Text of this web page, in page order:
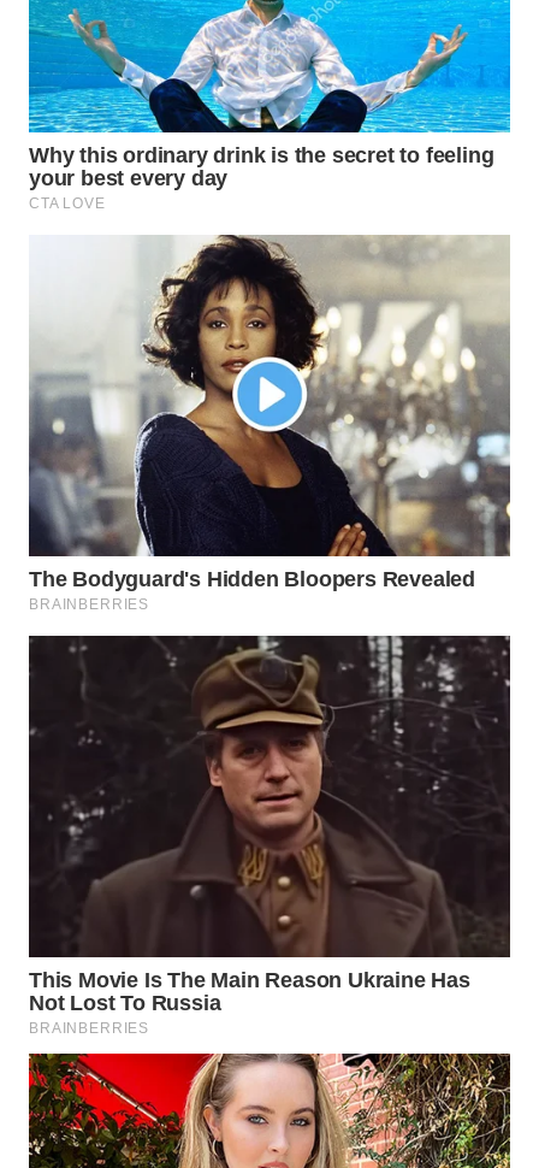
WAHANA
ADVOKAT
WAHANA
INFRASTRUKTUR
WAHANA
KONSUMEN
WAHANA
TRAVEL
WAHANA
TV
WAHANANEWS
ID
WAHANANEWS
CO ID
WAHANANEWS
WAHANA
SPORT
WAHANA
SELEB
WAHANA
PERSONA